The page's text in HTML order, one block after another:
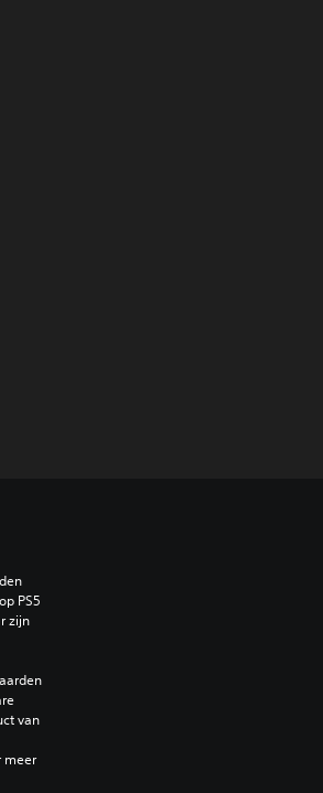
PS5
zijn
van
meer